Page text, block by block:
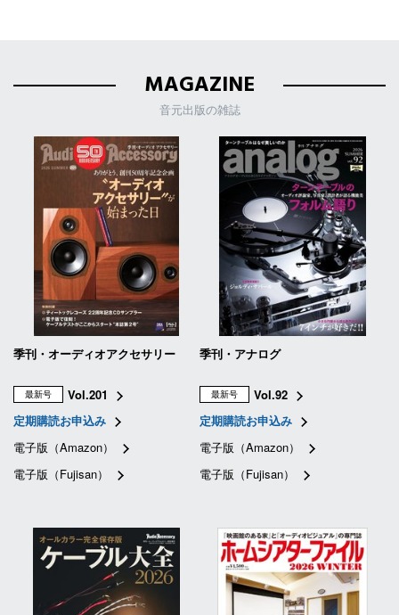
MAGAZINE
音元出版の雑誌
季刊・オーディオアクセサリー
最新号
Vol.201
定期購読お申込み
電子版（Amazon）
電子版（Fujisan）
季刊・アナログ
最新号
Vol.92
定期購読お申込み
電子版（Amazon）
電子版（Fujisan）